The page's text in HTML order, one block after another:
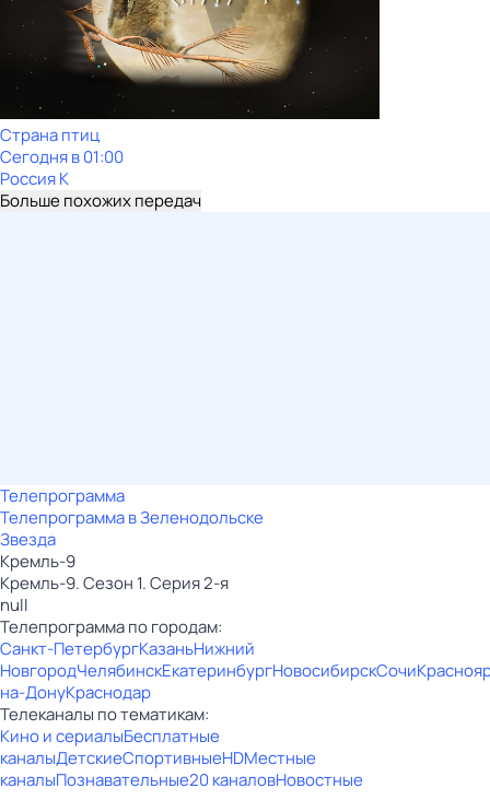
Страна птиц
Сегодня в 01:00
Россия К
Больше похожих передач
Телепрограмма
Телепрограмма в Зеленодольске
Звезда
Кремль-9
Кремль-9. Сезон 1. Серия 2-я
null
Телепрограмма по городам:
Санкт-ПетербургКазаньНижний
НовгородЧелябинскЕкатеринбургНовосибирскСочи
на-ДонуКраснодар
Телеканалы по тематикам:
Кино и сериалыБесплатные
каналыДетскиеСпортивныеHDМестные
каналыПознавательные20 каналовНовостные